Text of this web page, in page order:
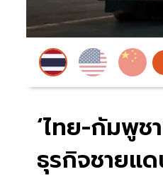
‘ไทย-กัมพูช
ธุรกิจชายแ